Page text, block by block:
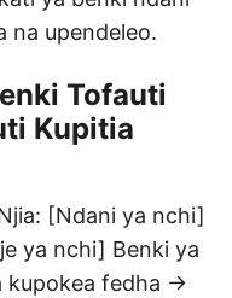
na upendeleo.
Tofauti
Kupitia
[Ndani ya nchi]
ya nchi] Benki ya
kupokea fedha →